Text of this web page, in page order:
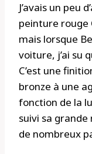
J’avais un peu
peinture rouge
mais lorsque
voiture, j’ai su
C’est une
bronze à une
fonction de la
suivi sa
de nombreux